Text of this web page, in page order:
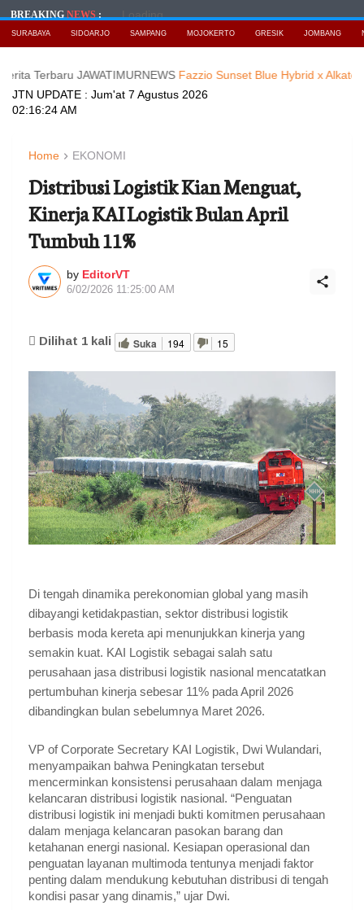
BREAKINGNEWS: Loading...
SURABAYA SIDOARJO SAMPANG MOJOKERTO GRESIK JOMBANG
JAWATIMURNEWSFazzio Sunset Blue Hybrid x Alkateri, Motor
JTN UPDATE : Jum'at 7 Agustus 2026
02:16:26 AM
Home EKONOMI
Distribusi Logistik Kian Menguat,
Kinerja KAI Logistik Bulan April
Tumbuh 11%
by EditorVT
6/02/2026 11:25:00 AM
Dilihat 1 kali Suka 194 15
Di tengah dinamika perekonomian global yang masih
dibayangi ketidakpastian, sektor distribusi logistik
berbasis moda kereta api menunjukkan kinerja yang
semakin kuat. KAI Logistik sebagai salah satu
perusahaan jasa distribusi logistik nasional mencatatkan
pertumbuhan kinerja sebesar 11% pada April 2026
dibandingkan bulan sebelumnya Maret 2026.
VP of Corporate Secretary KAI Logistik, Dwi Wulandari,
menyampaikan bahwa Peningkatan tersebut
mencerminkan konsistensi perusahaan dalam menjaga
kelancaran distribusi logistik nasional. “Penguatan
distribusi logistik ini menjadi bukti komitmen perusahaan
dalam menjaga kelancaran pasokan barang dan
ketahanan energi nasional. Kesiapan operasional dan
penguatan layanan multimoda tentunya menjadi faktor
penting dalam mendukung kebutuhan distribusi di tengah
kondisi pasar yang dinamis,” ujar Dwi.